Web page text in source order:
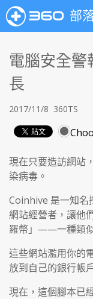
部
電腦安全
長
2017/11/8 360TS
現在只要造訪網站
染病毒。
Coinhive 是一知名
網站經營者，讓他
羅幣」——一種類
這些網站濫用你的
放到自己的銀行帳
現在，這個腳本已